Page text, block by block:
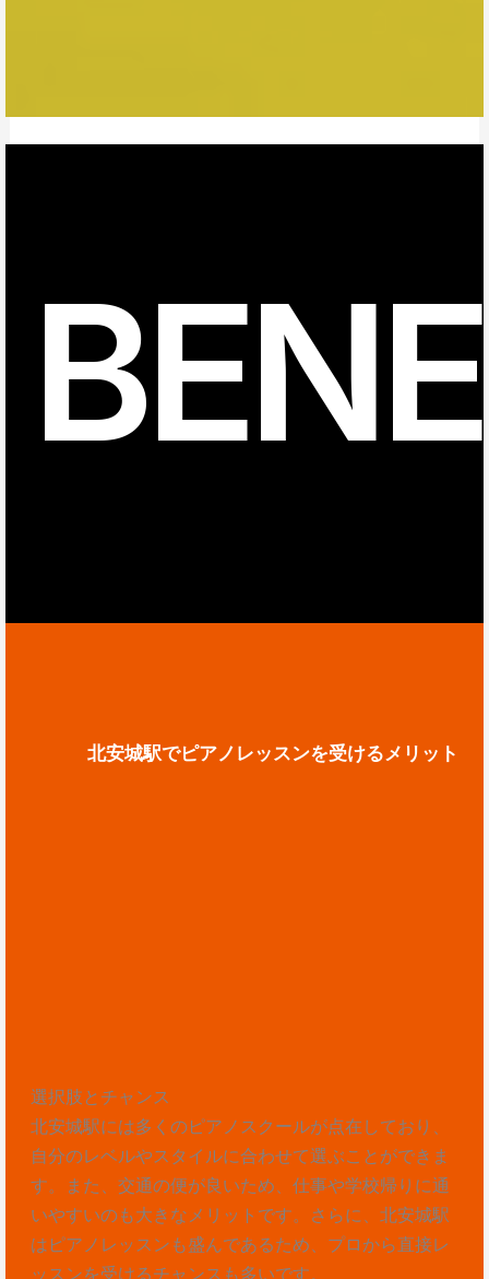
北安城駅でピアノレッスンを受けるメリット
選択肢とチャンス
北安城駅には多くのピアノスクールが点在しており、
自分のレベルやスタイルに合わせて選ぶことができま
す。また、交通の便が良いため、仕事や学校帰りに通
いやすいのも大きなメリットです。さらに、北安城駅
はピアノレッスンも盛んであるため、プロから直接レ
ッスンを受けるチャンスも多いです。